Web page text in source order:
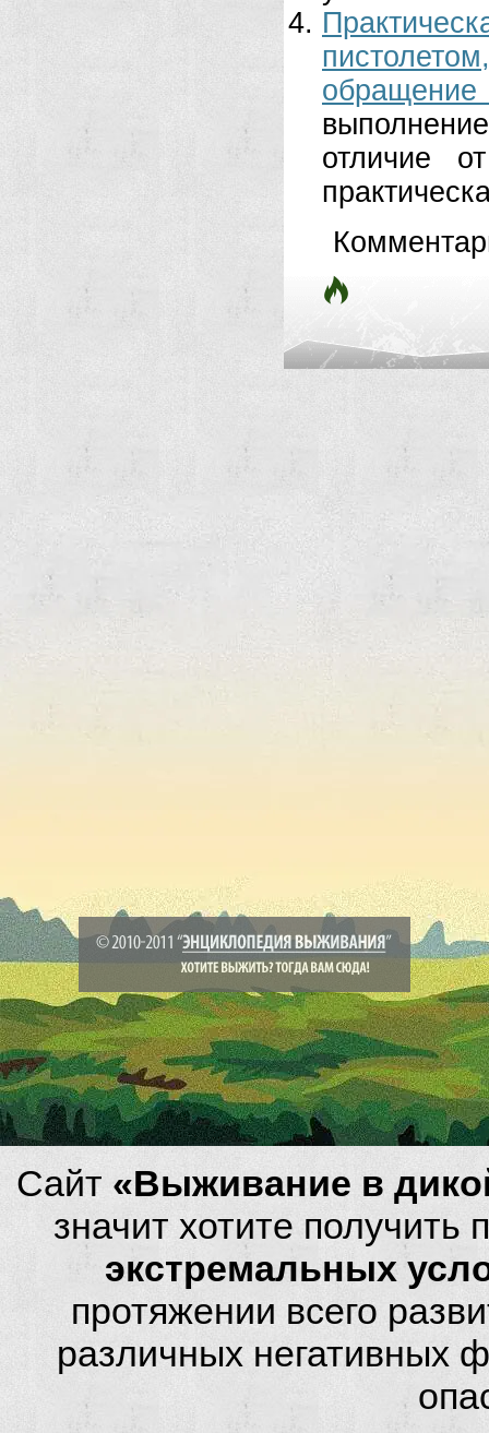
отличие
Сайт «Выживание в
значит хотите
экстремальных
протяжении всего
различных негативных